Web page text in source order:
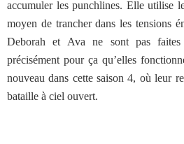
accumuler les punchlines. Elle utilise
moyen de trancher dans les tensions
Deborah et Ava ne sont pas faites
précisément pour ça qu’elles
nouveau dans cette saison 4, où leur
bataille à ciel ouvert.